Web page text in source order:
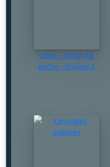
Liann - Intégrale
poche - Volume 1